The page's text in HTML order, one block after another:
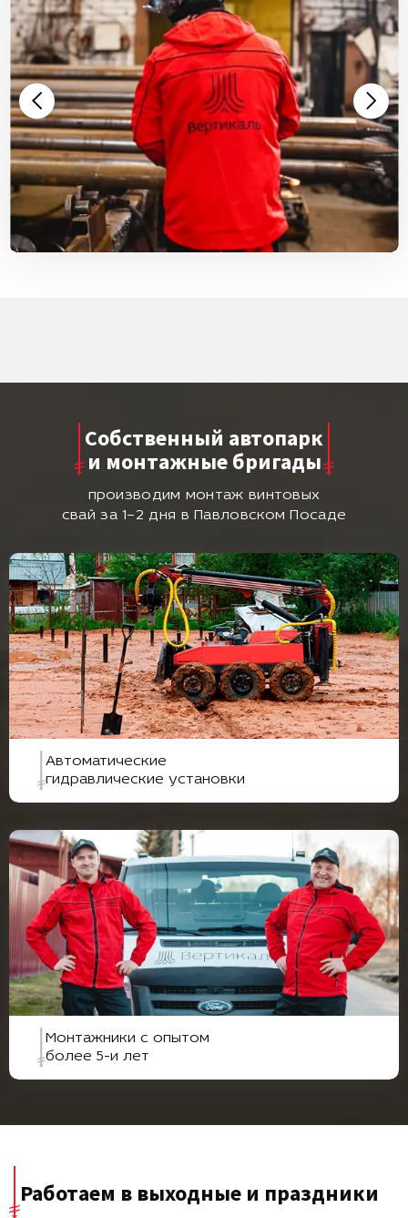
Собственный автопарк
и монтажные бригады
производим монтаж винтовых
свай за 1–2 дня в Павловском Посаде
Автоматические
гидравлические установки
Монтажники с опытом
более 5-и лет
Работаем в выходные и праздники